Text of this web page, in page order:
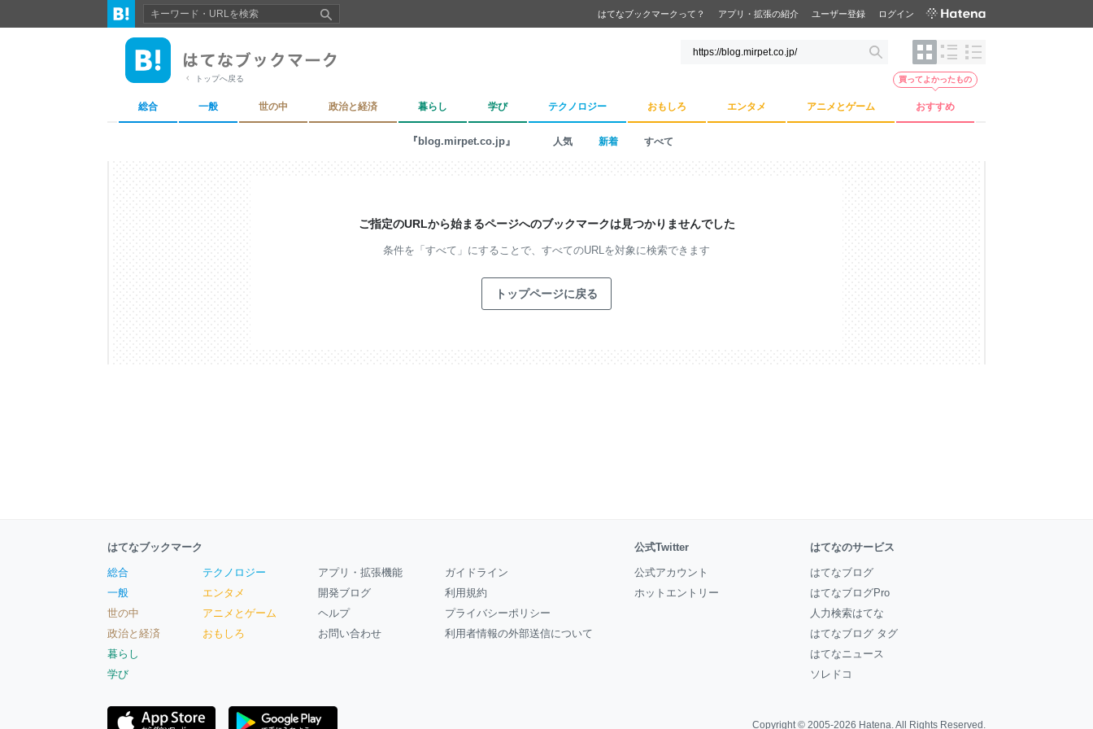
はてなブックマークって？ アプリ・拡張の紹介 ユーザー登録 ログイン
トップへ戻る
総合 一般 世の中 政治と経済 暮らし 学び テクノロジー おもしろ エンタメ アニメとゲーム おすすめ
買ってよかったもの
『blog.mirpet.co.jp』 人気 新着 すべて
ご指定のURLから始まるページへのブックマークは見つかりませんでした
条件を「すべて」にすることで、 すべてのURLを対象に検索できます
トップページに戻る
はてなブックマーク
総合
一般
世の中
政治と経済
暮らし
学び
テクノロジー
エンタメ
アニメとゲーム
おもしろ
アプリ・拡張機能
開発ブログ
ヘルプ
お問い合わせ
ガイドライン
利用規約
プライバシーポリシー
利用者情報の外部送信について
公式Twitter
公式アカウント
ホットエントリー
はてなのサービス
はてなブログ
はてなブログPro
人力検索はてな
はてなブログ タグ
はてなニュース
ソレドコ
Copyright © 2005-2026 Hatena. All Rights Reserved.